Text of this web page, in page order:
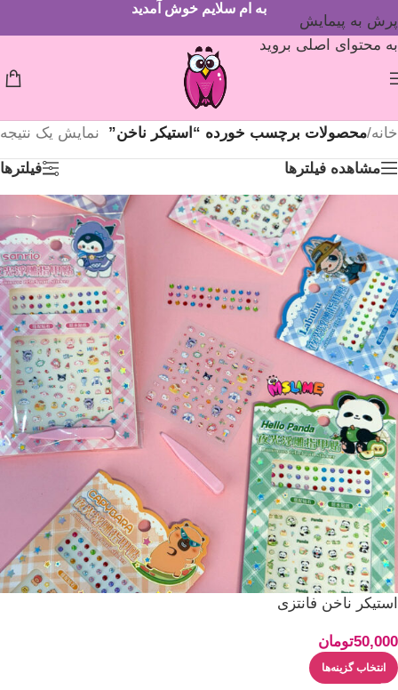
پرش به پیمایش
به محتوای اصلی بروید
به ام سلایم خوش آمدید
خانه/محصولات برچسب خورده “استیکر ناخن” نمایش یک نتیجه
مشاهده فیلترها فیلترها
استیکر ناخن فانتزی
50,000تومان
انتخاب گزینه‌ها